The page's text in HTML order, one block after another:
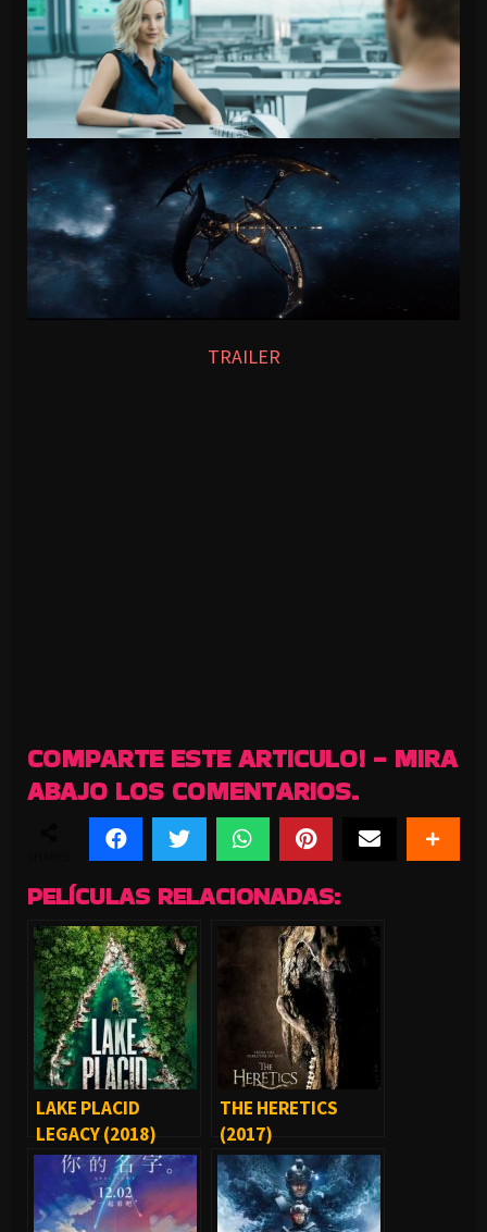
TRAILER
COMPARTE ESTE ARTICULO! - MIRA
ABAJO LOS COMENTARIOS.
PELÍCULAS RELACIONADAS:
LAKE PLACID
LEGACY (2018)
THE HERETICS
(2017)